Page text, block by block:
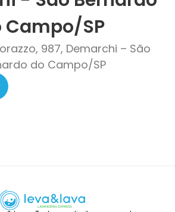
Campo/SP
987, Demarchi – São
do Campo/SP